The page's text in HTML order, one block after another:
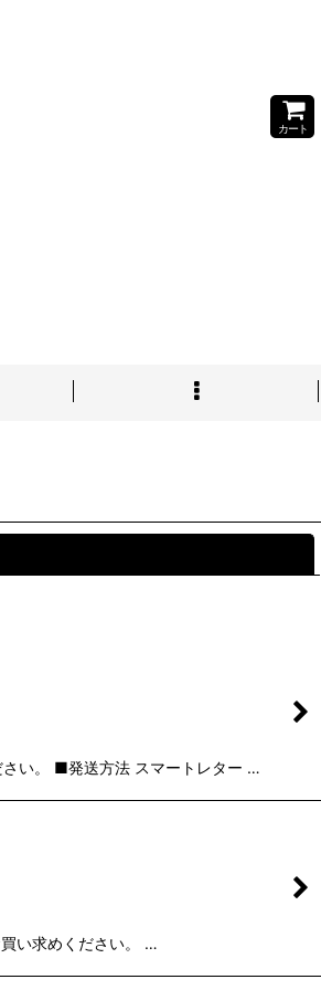
カート
さい。 ■発送方法 スマートレター …
い求めください。 …